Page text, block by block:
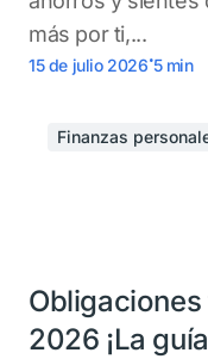
más por ti,...
15 de julio 2026.5 min
Finanzas
2026 ¡La